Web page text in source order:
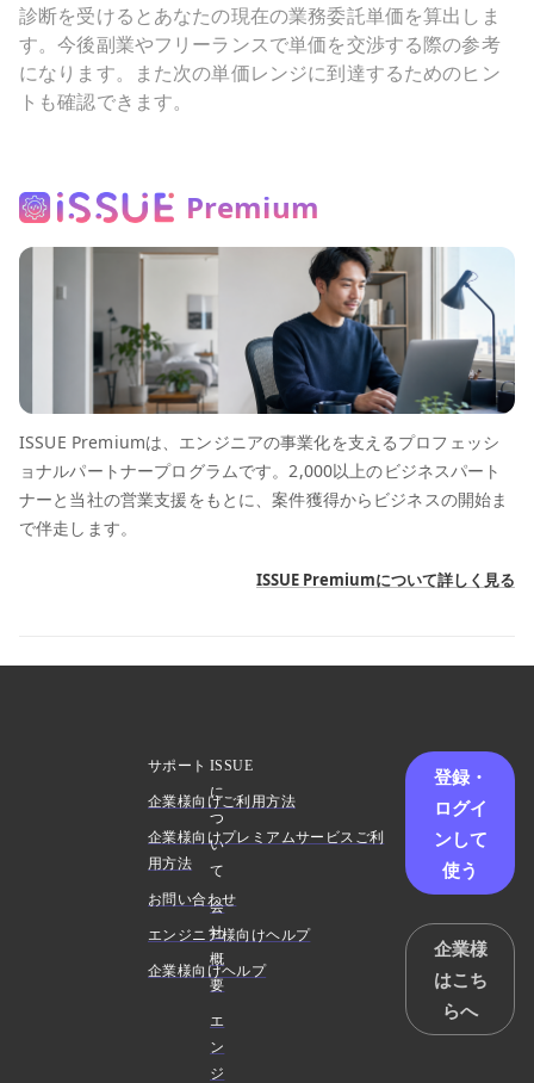
診断を受けるとあなたの現在の業務委託単価を算出しま
す。今後副業やフリーランスで単価を交渉する際の参考
になります。また次の単価レンジに到達するためのヒン
トも確認できます。
Premium
ISSUE Premiumは、エンジニアの事業化を支えるプロフェッシ
ョナルパートナープログラムです。2,000以上のビジネスパート
ナーと当社の営業支援をもとに、案件獲得からビジネスの開始ま
で伴走します。
ISSUE Premiumについて詳しく見る
ISSUE
に
つ
い
て
会
社
概
要
エ
ン
ジ
サポート
企業様向けご利用方法
企業様向けプレミアムサービスご利
用方法
お問い合わせ
エンジニア様向けヘルプ
企業様向けヘルプ
登録・
ログイ
ンして
使う
企業様
はこち
らへ